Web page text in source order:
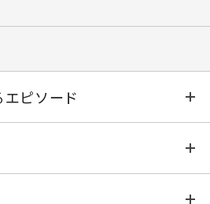
ピソード
」模様